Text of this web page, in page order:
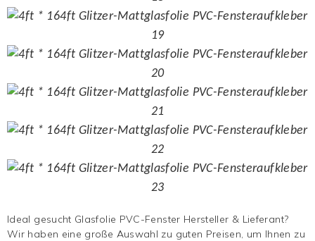
Ideal gesucht Glasfolie PVC-Fenster Hersteller & Lieferant?
Wir haben eine große Auswahl zu guten Preisen, um Ihnen zu